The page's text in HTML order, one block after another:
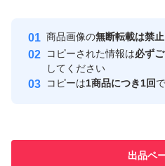
安心取引出品者
取引実績
商品画像の無断転載は禁止
コピーされた情報は必ず
してください
コピーは1商品につき1回
出品ペ